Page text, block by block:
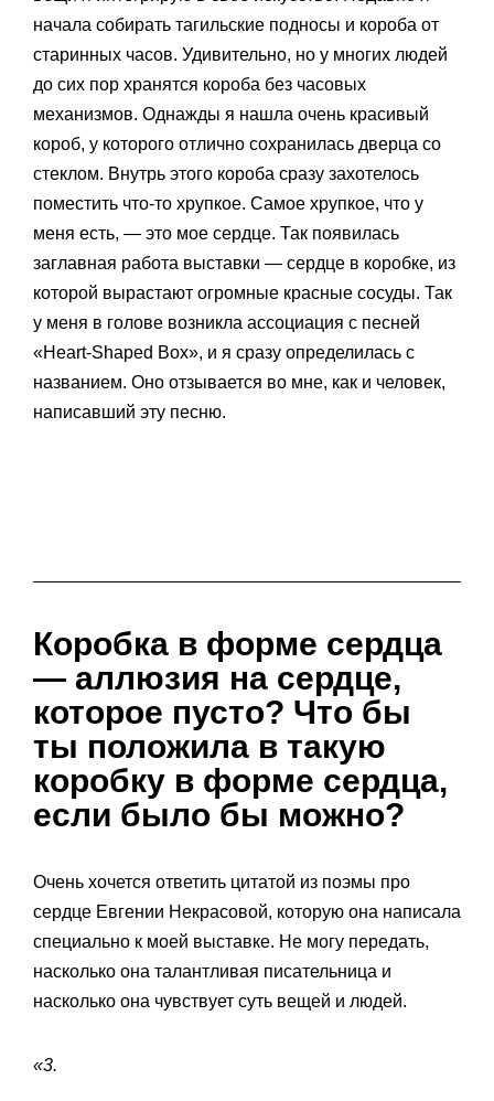
начала собирать тагильские подносы и короба от
старинных часов. Удивительно, но у многих людей
до сих пор хранятся короба без часовых
механизмов. Однажды я нашла очень красивый
короб, у которого отлично сохранилась дверца со
стеклом. Внутрь этого короба сразу захотелось
поместить что-то хрупкое. Самое хрупкое, что у
меня есть, — это мое сердце. Так появилась
заглавная работа выставки — сердце в коробке, из
которой вырастают огромные красные сосуды. Так
у меня в голове возникла ассоциация с песней
«Heart-Shaped Box», и я сразу определилась с
названием. Оно отзывается во мне, как и человек,
написавший эту песню.
Коробка в форме сердца
— аллюзия на сердце,
которое пусто? Что бы
ты положила в такую
коробку в форме сердца,
если было бы можно?
Очень хочется ответить цитатой из поэмы про
сердце Евгении Некрасовой, которую она написала
специально к моей выставке. Не могу передать,
насколько она талантливая писательница и
насколько она чувствует суть вещей и людей.
«3.